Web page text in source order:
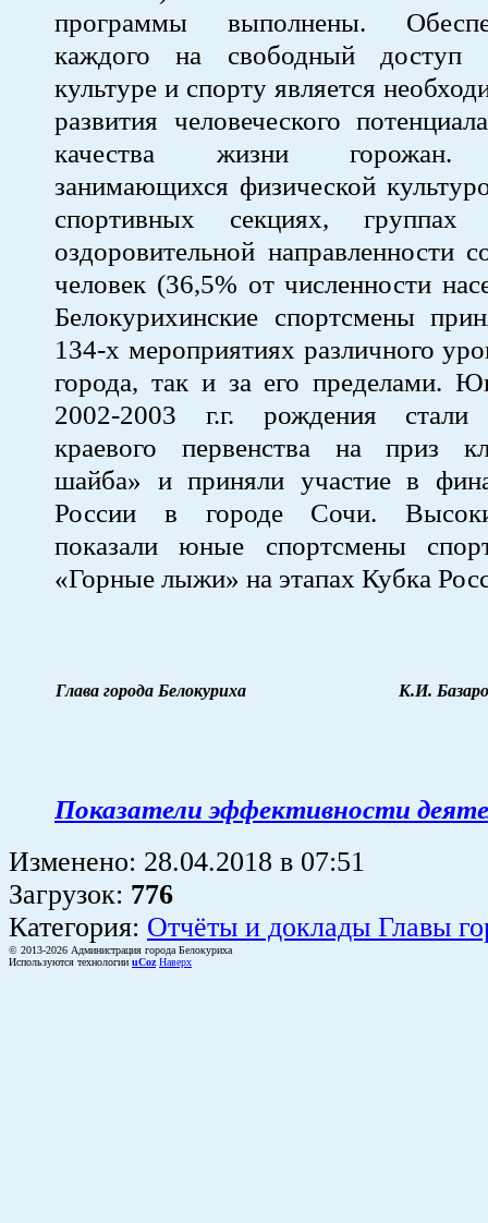
программы выполнены.
каждого на свободный доступ
культуре и спорту является
развития человеческого
качества жизни горожан.
занимающихся физической
спортивных секциях, группах
оздоровительной направленности
человек (36,5% от численности
Белокурихинские спортсмены
134-х мероприятиях различного
города, так и за его пределами.
2002-2003 г.г. рождения стали
краевого первенства на приз
шайба» и приняли участие в
России в городе Сочи.
показали юные спортсмены
«Горные лыжи» на этапах Кубка
Глава города Белокуриха К.И.
Показатели эффективности
Изменено: 28.04.2018 в 07:51
Загрузок: 776
Категория: Отчёты и доклады Главы
© 2013-2026 Администрация города Белокуриха
Используются технологии uCoz Наверх